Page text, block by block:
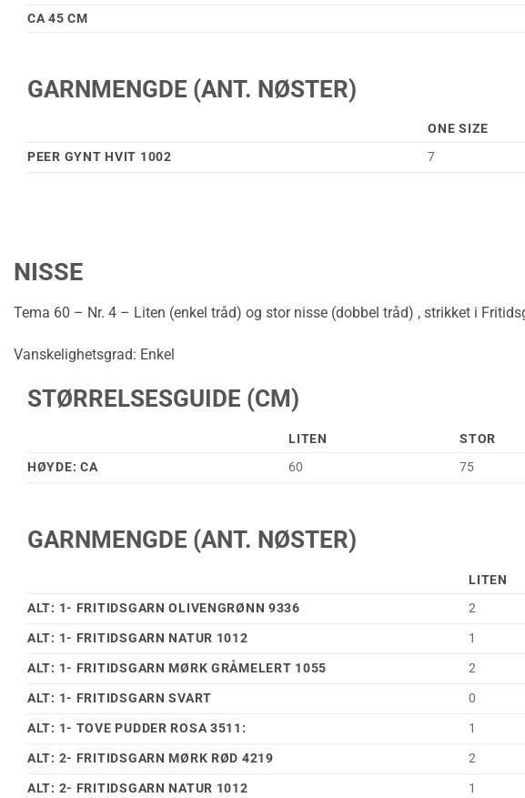
CA 45 CM
GARNMENGDE (ANT. NØSTER)
ONE SIZE
PEER GYNT HVIT 1002
7
NISSE
Tema 60 – Nr. 4 – Liten (enkel tråd) og stor nisse (dobbel tråd) , strikket i
Vanskelighetsgrad: Enkel
STØRRELSESGUIDE (CM)
LITEN
STOR
HØYDE: CA
60 75
GARNMENGDE (ANT. NØSTER)
LITEN
ALT: 1- FRITIDSGARN OLIVENGRØNN 9336
2
ALT: 1- FRITIDSGARN NATUR 1012
1
ALT: 1- FRITIDSGARN MØRK GRÅMELERT 1055
2
ALT: 1- FRITIDSGARN SVART
0
ALT: 1- TOVE PUDDER ROSA 3511:
1
ALT: 2- FRITIDSGARN MØRK RØD 4219
2
ALT: 2- FRITIDSGARN NATUR 1012
1